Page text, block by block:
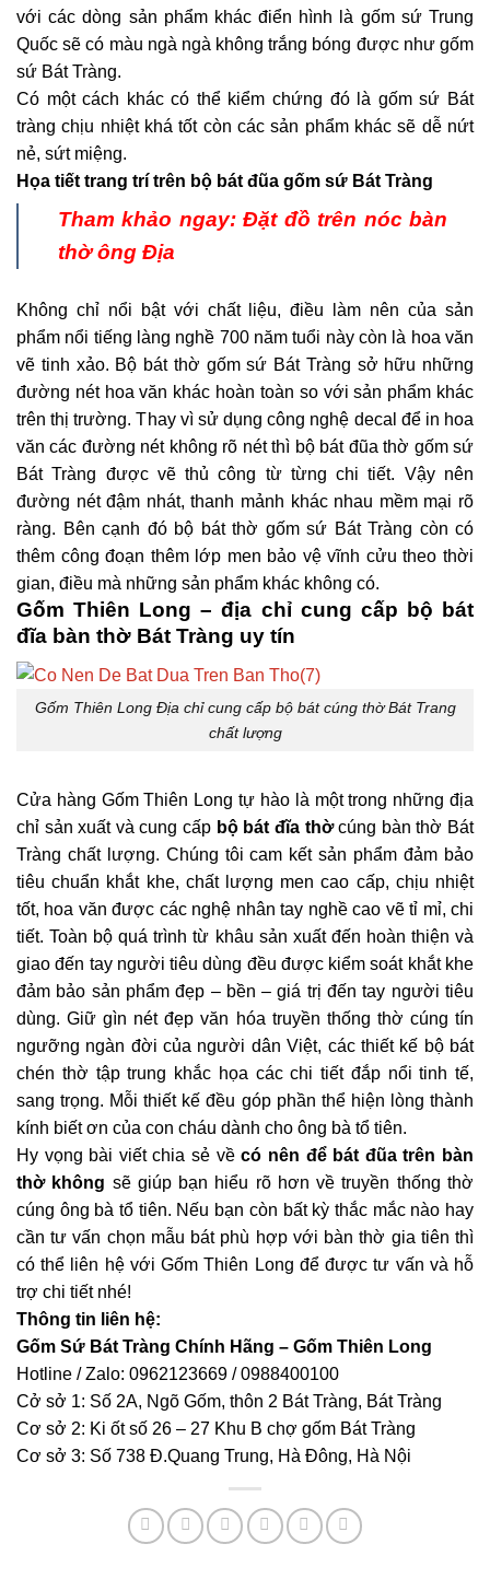
với các dòng sản phẩm khác điển hình là gốm sứ Trung
Quốc sẽ có màu ngà ngà không trắng bóng được như gốm
sứ Bát Tràng.
Có một cách khác có thể kiểm chứng đó là gốm sứ Bát
tràng chịu nhiệt khá tốt còn các sản phẩm khác sẽ dễ nứt
nẻ, sứt miệng.
Họa tiết trang trí trên bộ bát đũa gốm sứ Bát Tràng
Tham khảo ngay:Đặt đồ trên nóc bàn
thờ ông Địa
Không chỉ nổi bật với chất liệu, điều làm nên của sản
phẩm nổi tiếng làng nghề 700 năm tuổi này còn là hoa văn
vẽ tinh xảo. Bộ bát thờ gốm sứ Bát Tràng sở hữu những
đường nét hoa văn khác hoàn toàn so với sản phẩm khác
trên thị trường. Thay vì sử dụng công nghệ decal để in hoa
văn các đường nét không rõ nét thì bộ bát đũa thờ gốm sứ
Bát Tràng được vẽ thủ công từ từng chi tiết. Vậy nên
đường nét đậm nhát, thanh mảnh khác nhau mềm mại rõ
ràng. Bên cạnh đó bộ bát thờ gốm sứ Bát Tràng còn có
thêm công đoạn thêm lớp men bảo vệ vĩnh cửu theo thời
gian, điều mà những sản phẩm khác không có.
Gốm Thiên Long – địa chỉ cung cấp bộ bát
đĩa bàn thờ Bát Tràng uy tín
Gốm Thiên Long Địa chỉ cung cấp bộ bát cúng thờ Bát Trang
chất lượng
Cửa hàng Gốm Thiên Long tự hào là một trong những địa
chỉ sản xuất và cung cấp bộ bát đĩa thờcúng bàn thờ Bát
Tràng chất lượng. Chúng tôi cam kết sản phẩm đảm bảo
tiêu chuẩn khắt khe, chất lượng men cao cấp, chịu nhiệt
tốt, hoa văn được các nghệ nhân tay nghề cao vẽ tỉ mỉ, chi
tiết. Toàn bộ quá trình từ khâu sản xuất đến hoàn thiện và
giao đến tay người tiêu dùng đều được kiểm soát khắt khe
đảm bảo sản phẩm đẹp – bền – giá trị đến tay người tiêu
dùng. Giữ gìn nét đẹp văn hóa truyền thống thờ cúng tín
ngưỡng ngàn đời của người dân Việt, các thiết kế bộ bát
chén thờ tập trung khắc họa các chi tiết đắp nổi tinh tế,
sang trọng. Mỗi thiết kế đều góp phần thể hiện lòng thành
kính biết ơn của con cháu dành cho ông bà tổ tiên.
Hy vọng bài viết chia sẻ vềcó nên để bát đũa trên bàn
thờ không sẽ giúp bạn hiểu rõ hơn về truyền thống thờ
cúng ông bà tổ tiên. Nếu bạn còn bất kỳ thắc mắc nào hay
cần tư vấn chọn mẫu bát phù hợp với bàn thờ gia tiên thì
có thể liên hệ với Gốm Thiên Long để được tư vấn và hỗ
trợ chi tiết nhé!
Thông tin liên hệ:
Gốm Sứ Bát Tràng Chính Hãng – Gốm Thiên Long
Hotline / Zalo: 0962123669 /0988400100
Cở sở 1: Số 2A, Ngõ Gốm, thôn 2 Bát Tràng, Bát Tràng
Cơ sở 2: Ki ốt số 26 – 27 Khu B chợ gốm Bát Tràng
Cơ sở 3: Số 738 Đ.Quang Trung, Hà Đông, Hà Nội